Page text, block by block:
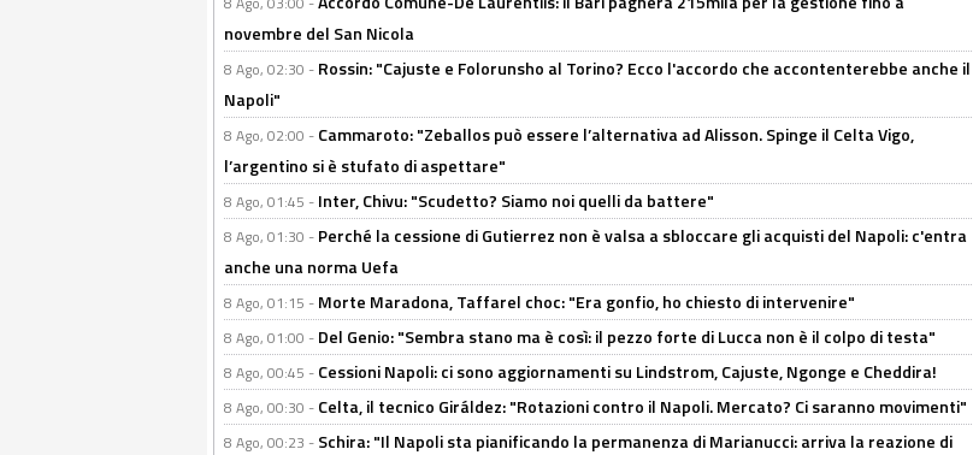
novembre del San Nicola
8 Ago, 02:30 - Rossin: "Cajuste e Folorunsho al Torino? Ecco l'accordo che accontenterebbe anche il
Napoli"
8 Ago, 02:00 - Cammaroto: "Zeballos può essere l’alternativa ad Alisson. Spinge il Celta Vigo,
l’argentino si è stufato di aspettare"
8 Ago, 01:45 - Inter, Chivu: "Scudetto? Siamo noi quelli da battere"
8 Ago, 01:30 - Perché la cessione di Gutierrez non è valsa a sbloccare gli acquisti del Napoli: c'entra
anche una norma Uefa
8 Ago, 01:15 - Morte Maradona, Taffarel choc: "Era gonfio, ho chiesto di intervenire"
8 Ago, 01:00 - Del Genio: "Sembra stano ma è così: il pezzo forte di Lucca non è il colpo di testa"
8 Ago, 00:45 - Cessioni Napoli: ci sono aggiornamenti su Lindstrom, Cajuste, Ngonge e Cheddira!
8 Ago, 00:30 - Celta, il tecnico Giráldez: "Rotazioni contro il Napoli. Mercato? Ci saranno movimenti"
8 Ago, 00:23 - Schira: "Il Napoli sta pianificando la permanenza di Marianucci: arriva la reazione di